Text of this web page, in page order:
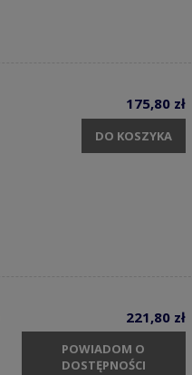
175,80 zł
DO KOSZYKA
221,80 zł
POWIADOM O
DOSTĘPNOŚCI